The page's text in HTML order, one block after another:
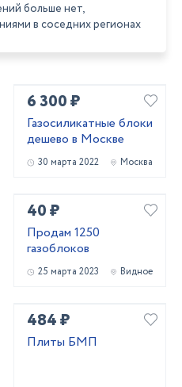
больше нет,
в соседних регионах
6 300 ₽
Газосиликатные блоки
дешево в Москве
30 марта 2022 Москва
40 ₽
Продам 1250
газоблоков
25 марта 2023 Видное
484 ₽
Плиты БМП